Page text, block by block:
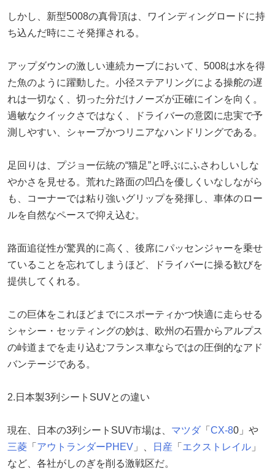
しかし、新型5008の真骨頂は、ワインディングロードに持
ち込んだ時にこそ発揮される。
アップダウンの激しい連続カーブにおいて、5008は水を得
た魚のように躍動した。小径ステアリングによる操舵の遅
れは一切なく、切った分だけノーズが正確にインを向く。
過敏なクイックさではなく、ドライバーの意図に忠実で予
測しやすい、シャープかつリニアなハンドリングである。
足回りは、プジョー伝統の“猫足”と呼ぶにふさわしいしな
やかさを見せる。荒れた路面の凹凸を優しくいなしながら
も、コーナーでは粘り強いグリップを発揮し、車体のロー
ルを自然なペースで抑え込む。
路面追従性が驚異的に高く、後席にパッセンジャーを乗せ
ていることを忘れてしまうほど、ドライバーに操る歓びを
提供してくれる。
この巨体をこれほどまでにスポーティかつ快適に走らせる
シャシー・セッティングの妙は、欧州の石畳からアルプス
の峠道までを走り込むフランス車ならではの圧倒的なアド
バンテージである。
2.日本製3列シートSUVとの違い
現在、日本の3列シートSUV市場は、 マツダ 「 CX-80」や
三菱 「 アウトランダーPHEV 」、 日産 「 エクストレイル 」
など、各社がしのぎを削る激戦区だ。